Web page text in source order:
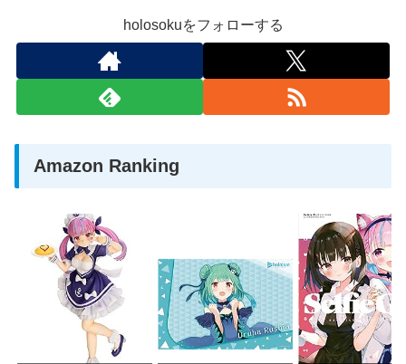
holosokuをフォローする
Amazon Ranking